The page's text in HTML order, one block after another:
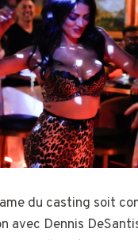
du casting soit
avec Dennis